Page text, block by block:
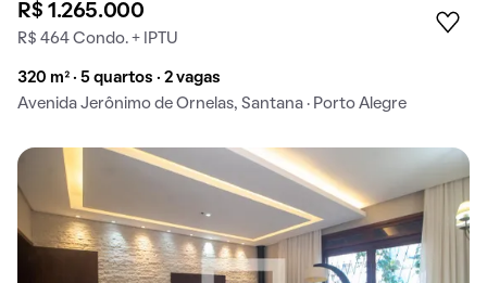
R$ 1.265.000
R$ 464 Condo. + IPTU
320 m² · 5 quartos · 2 vagas
Avenida Jerônimo de Ornelas, Santana · Porto Alegre